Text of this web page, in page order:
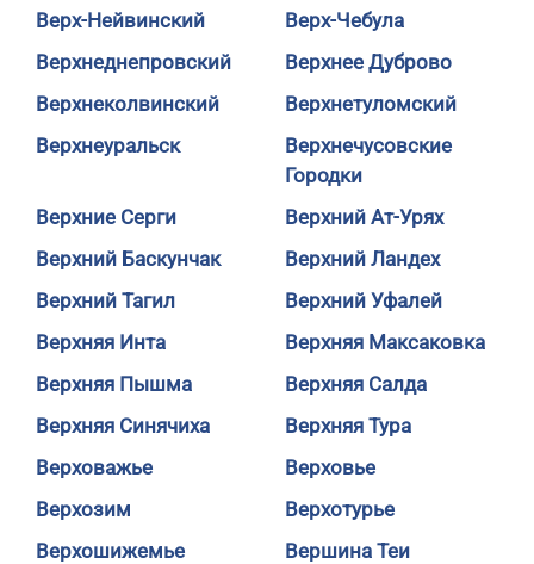
Верх-Нейвинский
Верх-Чебула
Верхнеднепровский
Верхнее Дуброво
Верхнеколвинский
Верхнетуломский
Верхнеуральск
Верхнечусовские
Городки
Верхние Серги
Верхний Ат-Урях
Верхний Баскунчак
Верхний Ландех
Верхний Тагил
Верхний Уфалей
Верхняя Инта
Верхняя Максаковка
Верхняя Пышма
Верхняя Салда
Верхняя Синячиха
Верхняя Тура
Верховажье
Верховье
Верхозим
Верхотурье
Верхошижемье
Вершина Теи